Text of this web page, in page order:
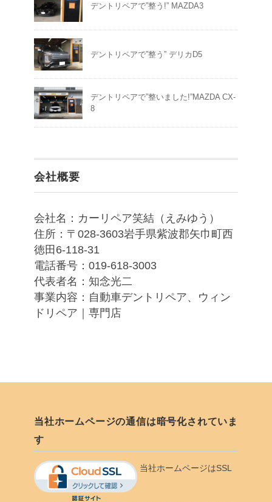
デントリペアで”整う!” MAZDA3
デントリペアで”整う” デリカD5
デントリペアで”整いました!”MAZDA CX-
8
会社概要
会社名：カーリペア笑結（えみゆう）
住所：〒028-3603岩手県紫波郡矢巾町西
徳田6-118-31
電話番号：019-618-3003
代表者名：知念光二
事業内容：自動車デントリペア、ウィン
ドリペア｜専門店
当社ホームページの通信は暗号化されていま
す
当社ホームページはSSL